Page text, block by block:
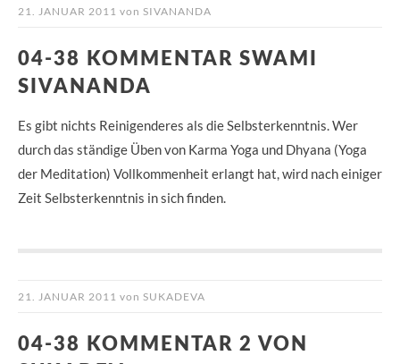
21. JANUAR 2011 von SIVANANDA
04-38 KOMMENTAR SWAMI
SIVANANDA
Es gibt nichts Reinigenderes als die Selbsterkenntnis. Wer
durch das ständige Üben von Karma Yoga und Dhyana (Yoga
der Meditation) Vollkommenheit erlangt hat, wird nach einiger
Zeit Selbsterkenntnis in sich finden.
21. JANUAR 2011 von SUKADEVA
04-38 KOMMENTAR 2 VON